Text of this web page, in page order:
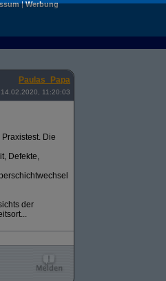
|Werbung
Paulas_Papa
14.02.2020, 11:20:03
Die
Defekte,
der